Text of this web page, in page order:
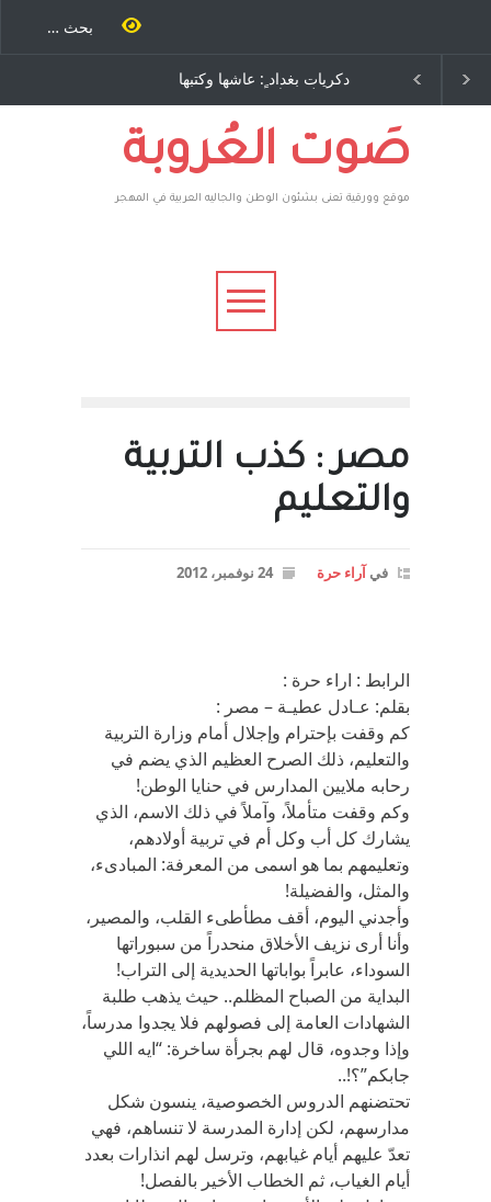
دكريات بغداد ٍ: عاشها وكتبها
:وليد رباح – نيوجرسي –
الولايات المتحدة الامريكية
طاحنة كتب
يوسف يقهر
، فأعطوه
وهم صاغرون،صَوت العُروبة
موقع وورقية تعنى بشئون الوطن والجاليه العربية في المهجر
مصر : كذب التربية
والتعليم
فيآراء حرة 24 نوفمبر، 2012
الرابط : اراء حرة :
بقلم: عـادل عطيـة – مصر :
كم وقفت بإحترام وإجلال أمام وزارة التربية
والتعليم، ذلك الصرح العظيم الذي يضم في
رحابه ملايين المدارس في حنايا الوطن!
وكم وقفت متأملاً، وآملاً في ذلك الاسم، الذي
يشارك كل أب وكل أم في تربية أولادهم،
وتعليمهم بما هو اسمى من المعرفة: المبادىء،
والمثل، والفضيلة!
وأجدني اليوم، أقف مطأطىء القلب، والمصير،
وأنا أرى نزيف الأخلاق منحدراً من سبوراتها
السوداء، عابراً بواباتها الحديدية إلى التراب!
البداية من الصباح المظلم.. حيث يذهب طلبة
الشهادات العامة إلى فصولهم فلا يجدوا مدرساً،
وإذا وجدوه، قال لهم بجرأة ساخرة: “ايه اللي
جابكم”؟!..
تحتضنهم الدروس الخصوصية، ينسون شكل
مدارسهم، لكن إدارة المدرسة لا تنساهم، فهي
تعدّ عليهم أيام غيابهم، وترسل لهم انذارات بعدد
أيام الغياب، ثم الخطاب الأخير بالفصل!